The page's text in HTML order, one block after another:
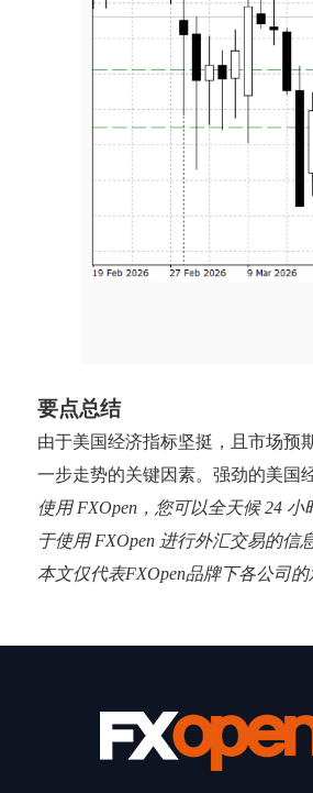
要点总结
由于美国经济指标坚挺，且市场预
一步走势的关键因素。强劲的美国
使用 FXOpen，您可以全天候 24
于使用 FXOpen 进行外汇交易的信息
本文仅代表FXOpen品牌下各公司